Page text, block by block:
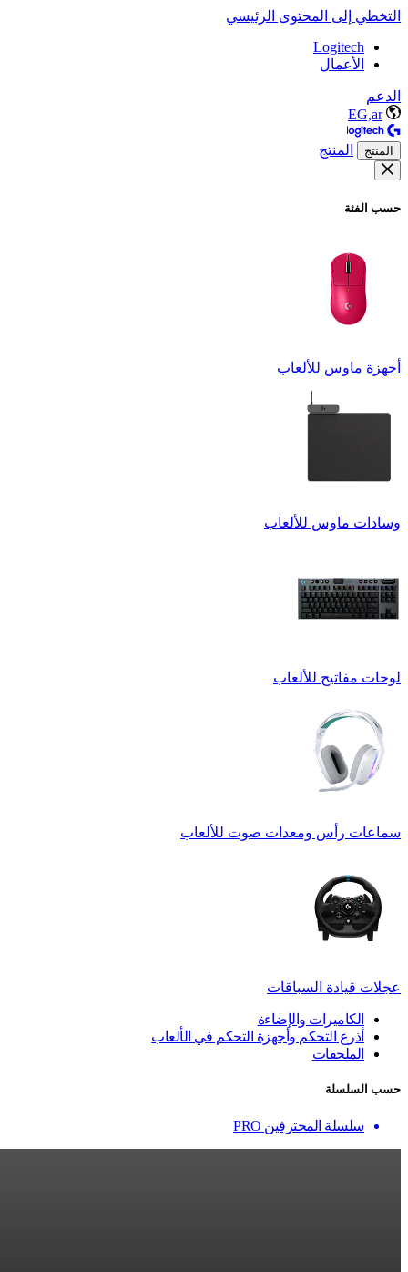
التخطي إلى المحتوى الرئيسي
Logitech
الأعمال
الدعم
EG,ar
المنتج المنتج
حسب الفئة
أجهزة ماوس للألعاب
وسادات ماوس للألعاب
لوحات مفاتيح للألعاب
سماعات رأس ومعدات صوت للألعاب
عجلات قيادة السباقات
الكاميرات والإضاءة
أذرع التحكم وأجهزة التحكم في الألعاب
الملحقات
حسب السلسلة
سلسلة المحترفين PRO